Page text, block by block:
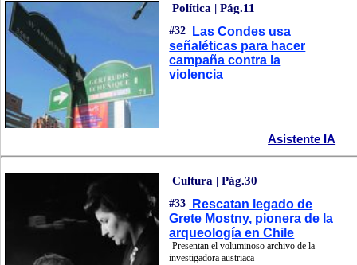
Política | Pág.11
#32
Las Condes usa
señaléticas para hacer
campaña contra la
violencia
Asistente IA
Cultura | Pág.30
#33
Rescatan legado de
Grete Mostny, pionera de la
arqueología en Chile
Presentan el voluminoso archivo de la
investigadora austriaca